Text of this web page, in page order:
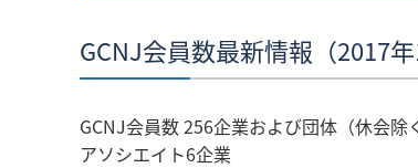
GCNJ会員数最新情報（2017年
GCNJ会員数 256企業および団体（休会除
アソシエイト6企業